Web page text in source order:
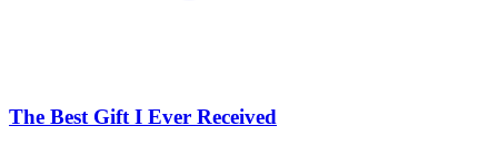
The Best Gift I Ever Received